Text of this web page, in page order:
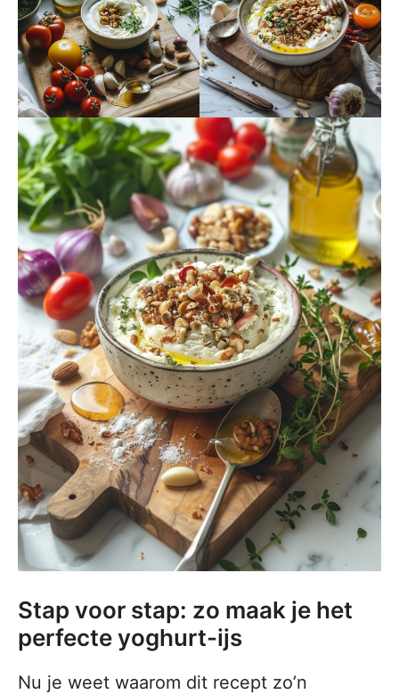
Stap voor stap: zo maak je het
perfecte yoghurt-ijs
Nu je weet waarom dit recept zo’n